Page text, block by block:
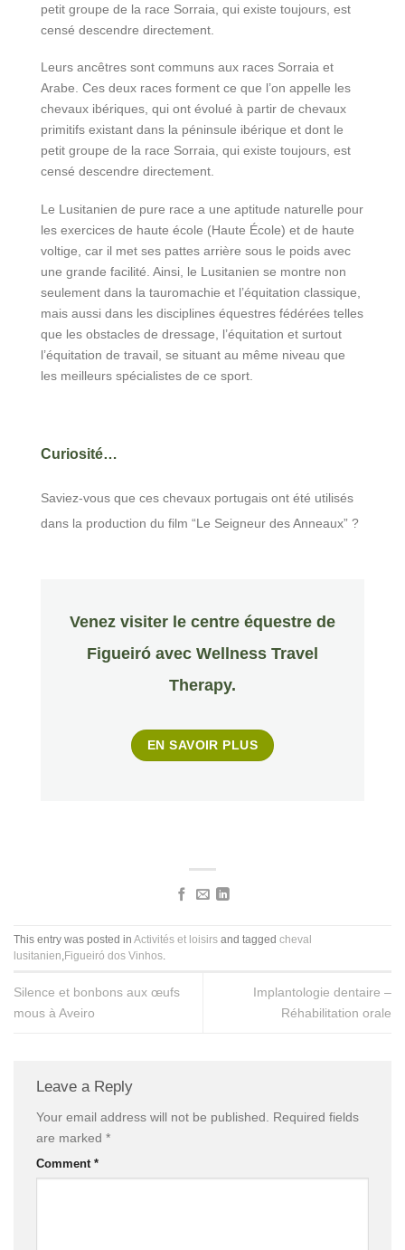
petit groupe de la race Sorraia, qui existe toujours, est
censé descendre directement.
Leurs ancêtres sont communs aux races Sorraia et
Arabe. Ces deux races forment ce que l’on appelle les
chevaux ibériques, qui ont évolué à partir de chevaux
primitifs existant dans la péninsule ibérique et dont le
petit groupe de la race Sorraia, qui existe toujours, est
censé descendre directement.
Le Lusitanien de pure race a une aptitude naturelle pour
les exercices de haute école (Haute École) et de haute
voltige, car il met ses pattes arrière sous le poids avec
une grande facilité. Ainsi, le Lusitanien se montre non
seulement dans la tauromachie et l’équitation classique,
mais aussi dans les disciplines équestres fédérées telles
que les obstacles de dressage, l’équitation et surtout
l’équitation de travail, se situant au même niveau que
les meilleurs spécialistes de ce sport.
Curiosité…
Saviez-vous que ces chevaux portugais ont été utilisés
dans la production du film “Le Seigneur des Anneaux” ?
Venez visiter le centre équestre de
Figueiró avec Wellness Travel
Therapy.
EN SAVOIR PLUS
This entry was posted in Activités et loisirs and tagged cheval
lusitanien Figueiró dos Vinhos
Silence et bonbons aux œufs
mous à Aveiro
Implantologie dentaire –
Réhabilitation orale
Leave a Reply
Your email address will not be published.
Required fields
are marked *
Comment *